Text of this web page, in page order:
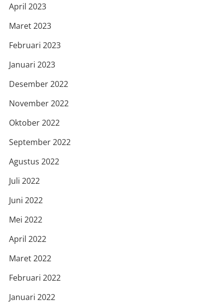
April 2023
Maret 2023
Februari 2023
Januari 2023
Desember 2022
November 2022
Oktober 2022
September 2022
Agustus 2022
Juli 2022
Juni 2022
Mei 2022
April 2022
Maret 2022
Februari 2022
Januari 2022